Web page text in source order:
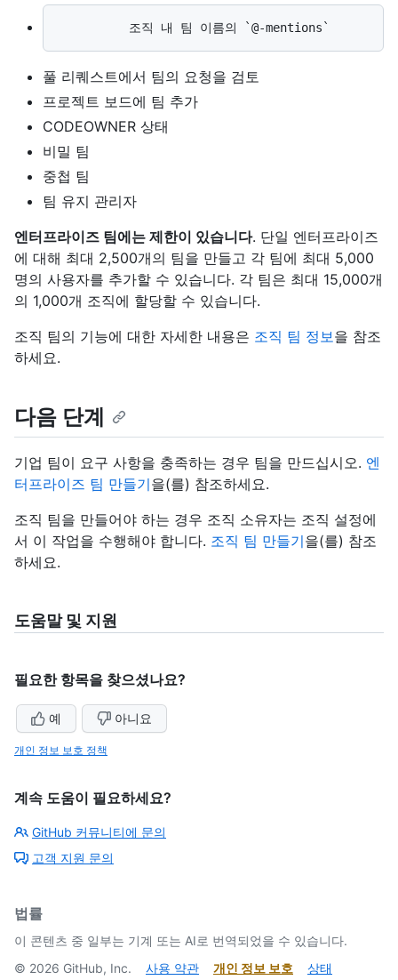
풀 리퀘스트에서 팀의 요청을 검토
프로젝트 보드에 팀 추가
CODEOWNER 상태
비밀 팀
중첩 팀
팀 유지 관리자
엔터프라이즈 팀에는 제한이 있습니다. 단일 엔터프라이즈
에 대해 최대 2,500개의 팀을 만들고 각 팀에 최대 5,000
명의 사용자를 추가할 수 있습니다. 각 팀은 최대 15,000개
의 1,000개 조직에 할당할 수 있습니다.
조직 팀의 기능에 대한 자세한 내용은 조직 팀 정보 을 참조
하세요.
다음 단계
기업 팀이 요구 사항을 충족하는 경우 팀을 만드십시오. 엔
터프라이즈 팀 만들기을(를) 참조하세요.
조직 팀을 만들어야 하는 경우 조직 소유자는 조직 설정에
서 이 작업을 수행해야 합니다. 조직 팀 만들기을(를) 참조
하세요.
도움말 및 지원
필요한 항목을 찾으셨나요?
예 아니요
개인 정보 보호 정책
계속 도움이 필요하세요?
GitHub 커뮤니티에 문의
고객 지원 문의
법률
이 콘텐츠 중 일부는 기계 또는 AI로 번역되었을 수 있습니다.
© 2026 GitHub, Inc. 사용 약관 개인 정보 보호
상태